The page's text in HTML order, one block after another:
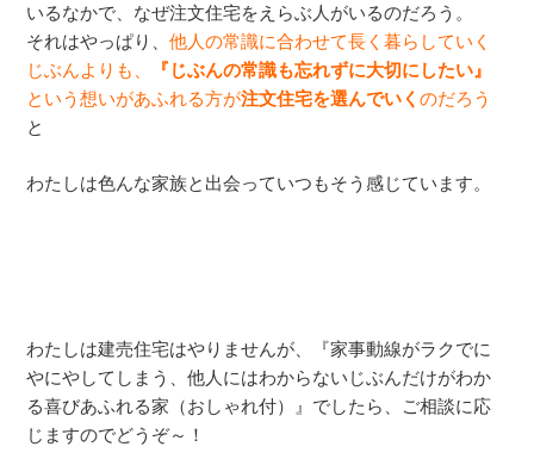
いるなかで、なぜ注文住宅をえらぶ人がいるのだろう。
それはやっぱり、他人の常識に合わせて長く暮らしていく
じぶんよりも、
『じぶんの常識も忘れずに大切にしたい』
という想いがあふれる方が注文住宅を選んでいくのだろう
と
わたしは色んな家族と出会っていつもそう感じています。
わたしは建売住宅はやりませんが、『家事動線がラクでに
やにやしてしまう、他人にはわからないじぶんだけがわか
る喜びあふれる家（おしゃれ付）』でしたら、ご相談に応
じますのでどうぞ～！